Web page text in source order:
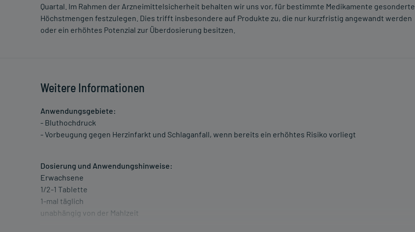
Quartal. Im Rahmen der Arzneimittelsicherheit behalten wir uns vor, für bestimmte Medikamente gesonderte
Höchstmengen festzulegen. Dies trifft insbesondere auf Produkte zu, die nur kurzfristig angewandt werden
oder ein erhöhtes Potenzial zur Überdosierung besitzen.
Weitere Informationen
Anwendungsgebiete:
- Bluthochdruck
- Vorbeugung gegen Herzinfarkt und Schlaganfall, wenn bereits ein erhöhtes Risiko vorliegt
Dosierung und Anwendungshinweise:
Erwachsene
1/2-1 Tablette
1-mal täglich
unabhängig von der Mahlzeit